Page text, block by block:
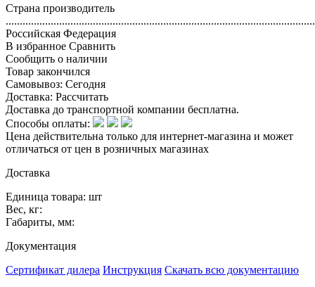
Страна производитель
Российская Федерация
В избранное Сравнить
Сообщить о наличии
Товар закончился
Самовывоз: Сегодня
Доставка: Рассчитать
Доставка до транспортной компании бесплатна.
Способы оплаты:
Цена действительна только для интернет-магазина и может
отличаться от цен в розничных магазинах
Доставка
Единица товара: шт
Вес, кг:
Габариты, мм:
Документация
Сертификат дилера Инструкция Скачать всю документацию